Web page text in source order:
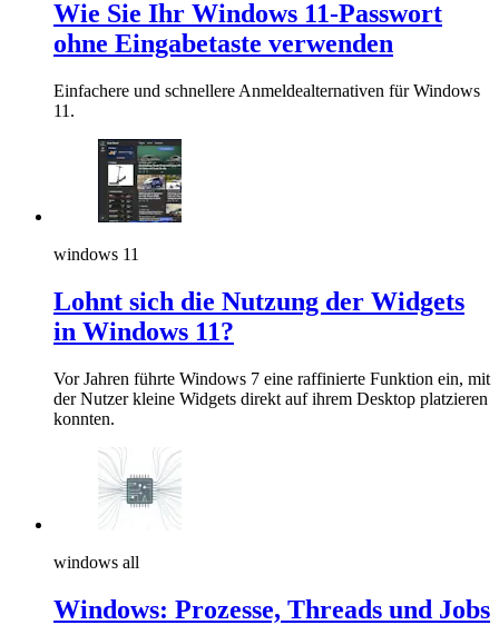
Wie Sie Ihr Windows 11-Passwort
ohne Eingabetaste verwenden
Einfachere und schnellere Anmeldealternativen für Windows
11.
windows 11
Lohnt sich die Nutzung der Widgets
in Windows 11?
Vor Jahren führte Windows 7 eine raffinierte Funktion ein, mit
der Nutzer kleine Widgets direkt auf ihrem Desktop platzieren
konnten.
windows all
Windows: Prozesse, Threads und Jobs